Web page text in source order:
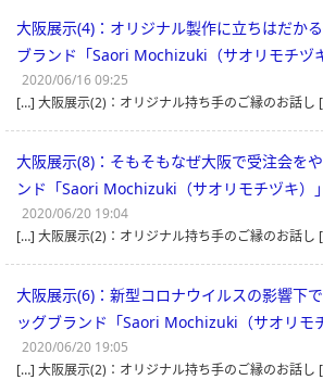
大阪展示(4)：オリジナル製作に立ちはだか
ブランド「Saori Mochizuki（サオリモチヅ
2020/06/16 09:25
[…] 大阪展示(2)：オリジナル持ち手のご縁のお話し
大阪展示(8)：そもそもなぜ大阪で受注会を
ンド「Saori Mochizuki（サオリモチヅキ）
2020/06/20 19:04
[…] 大阪展示(2)：オリジナル持ち手のご縁のお話し
大阪展示(6)：新型コロナウイルスの影響下
ッグブランド「Saori Mochizuki（サオリモ
2020/06/20 19:05
[…] 大阪展示(2)：オリジナル持ち手のご縁のお話し